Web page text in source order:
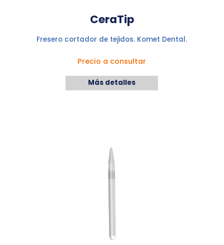
CeraTip
Fresero cortador de tejidos. Komet Dental.
Precio a consultar
Más detalles